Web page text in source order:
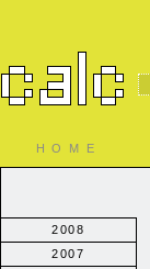
HOME
2008
2007